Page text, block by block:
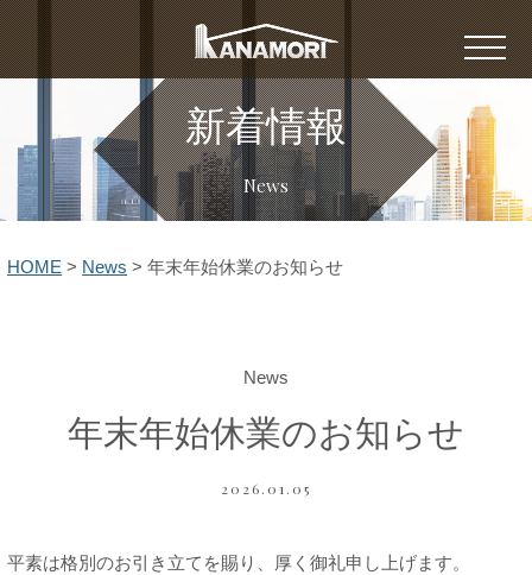
新着情報
News
HOME > News > 年末年始休業のお知らせ
News
年末年始休業のお知らせ
2026.01.05
平素は格別のお引き立てを賜り、厚く御礼申し上げます。